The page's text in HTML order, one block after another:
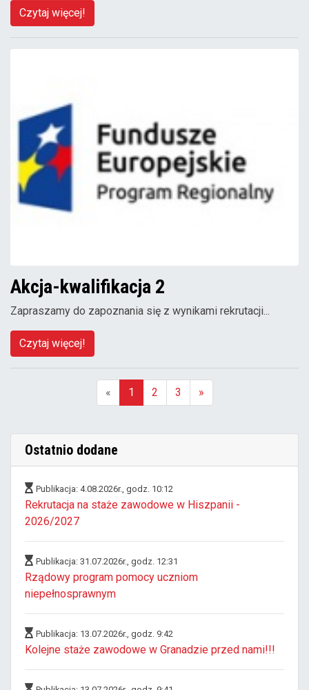
Czytaj więcej!
Akcja-kwalifikacja 2
Zapraszamy do zapoznania się z wynikami rekrutacji...
Czytaj więcej!
«
1
2 3 »
Ostatnio dodane
Publikacja: 4.08.2026r., godz. 10:12
Rekrutacja na staże zawodowe w Hiszpanii -
2026/2027
Publikacja: 31.07.2026r., godz. 12:31
Rządowy program pomocy uczniom
niepełnosprawnym
Publikacja: 13.07.2026r., godz. 9:42
Kolejne staże zawodowe w Granadzie przed nami!!!